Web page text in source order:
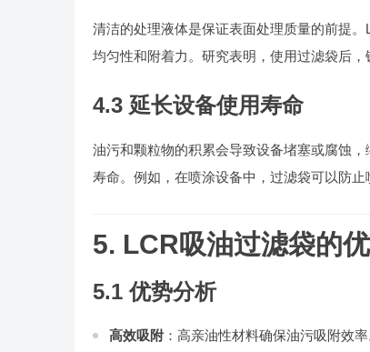
清洁的处理液体是保证表面处理质量的前提
均匀性和附着力。研究表明，使用过滤袋后，
4.3 延长设备使用寿命
油污和颗粒物的积累会导致设备堵塞或腐蚀
寿命。例如，在喷涂设备中，过滤袋可以防止
5. LCR吸油过滤袋的
5.1 优势分析
高效吸附 ：高亲油性材料确保油污吸附效率